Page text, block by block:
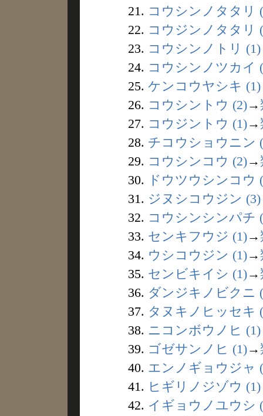
21. コウシンノタタリ
22. コウジンノタタリ
23. コウシンノトリ (1)
24. コウシンノツカイ
25. ケンコウヤシキ (1)
26. コウシントウ (2)→
27. コウジントウ (1)→
28. チコウショウニン
29. コウシンコウ (2)→
30.
ドウツウシンコウ
31. ジヌシコウジン (3)
32. コウシンシンパチ
33. センキフウジ (1)→
34. ウシコウジン (1)→
35. センビキイシ (1)→
36. ダンジキノビクニ
37. タヌキノヒッセキ
38. ニコンボウノヒ (1)
39. ゴゼサンノヒ (1)→
40. エンノギョウジャ
41. ヒギリノジゾウ (1)
42. イギョウノユウシ